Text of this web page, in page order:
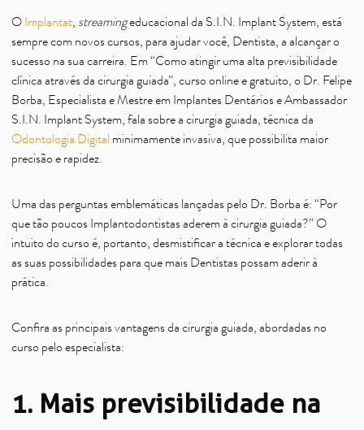
O Implantat, streamingeducacional da S.I.N. Implant System, está
sempre com novos cursos, para ajudar você, Dentista, a alcançar o
sucesso na sua carreira. Em “Como atingir uma alta previsibilidade
clínica através da cirurgia guiada”, curso online e gratuito, o Dr. Felipe
Borba, Especialista e Mestre em Implantes Dentários e Ambassador
S.I.N. Implant System, fala sobre a cirurgia guiada, técnica da
Odontologia Digital minimamente invasiva, que possibilita maior
precisão e rapidez.
Uma das perguntas emblemáticas lançadas pelo Dr. Borba é: “Por
que tão poucos Implantodontistas aderem à cirurgia guiada?” O
intuito do curso é, portanto, desmistificar a técnica e explorar todas
as suas possibilidades para que mais Dentistas possam aderir à
prática.
Confira as principais vantagens da cirurgia guiada, abordadas no
curso pelo especialista:
1. Mais previsibilidade na